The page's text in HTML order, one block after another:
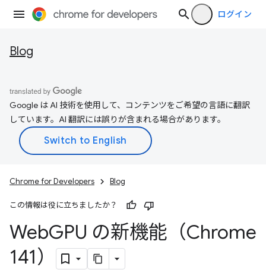
ログイン
Blog
Google は AI 技術を使用して、コンテンツをご希望の言語に翻訳
しています。AI 翻訳には誤りが含まれる場合があります。
Chrome for Developers Blog
この情報は役に立ちましたか？
WebGPU の新機能（Chrome
141）